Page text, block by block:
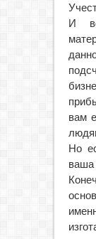
И
вам
Но